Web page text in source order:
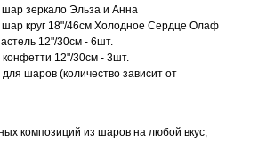
зеркало Эльза и Анна
круг 18"/46см Холодное Сердце Олаф
12"/30см - 6шт.
12"/30см - 3шт.
для шаров (количество зависит от
композиций из шаров на любой вкуc,